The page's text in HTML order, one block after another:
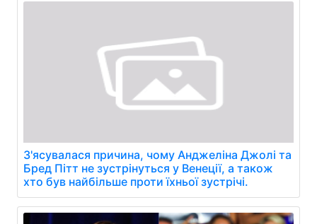
З'ясувалася причина, чому Анджеліна Джолі та
Бред Пітт не зустрінуться у Венеції, а також
хто був найбільше проти їхньої зустрічі.